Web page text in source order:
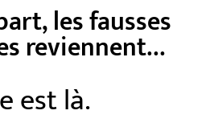
les fausses
reviennent…
est là.